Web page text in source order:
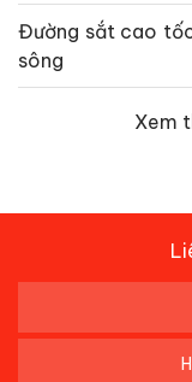
Đường sắt cao
sông
Xem